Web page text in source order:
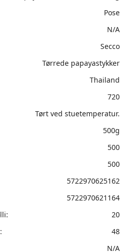
Pose
N/A
Secco
Tørrede papayastykker
Thailand
720
Tørt ved stuetemperatur.
500g
500
500
5722970625162
5722970621164
20
48
N/A